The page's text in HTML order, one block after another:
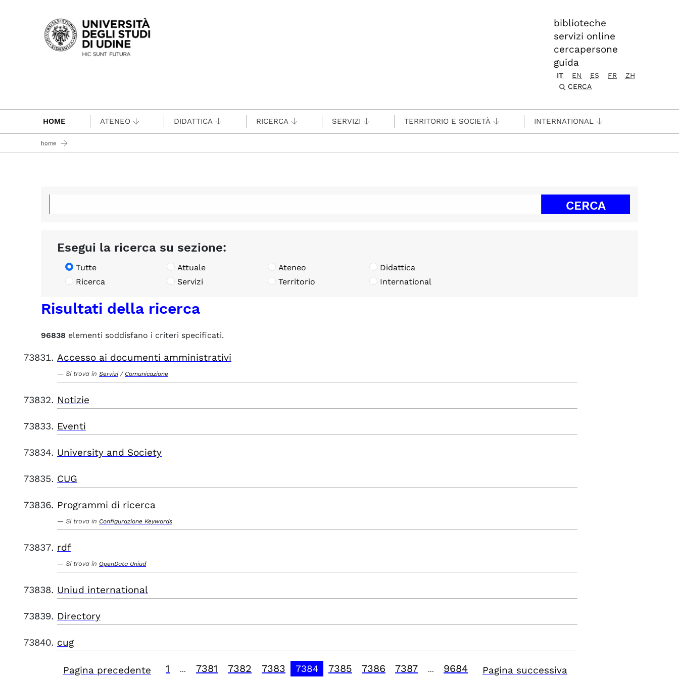
Passa al contenuto principale
biblioteche
servizi online
cercapersone
guida
IT EN ES FR
ZH
CERCA
HOME ATENEO DIDATTICA RICERCA SERVIZI TERRITORIO E SOCIETÀ INTERNATIONAL
home
Esegui la ricerca su sezione:
Tutte Attuale Ateneo
Didattica
Ricerca
Servizi Territorio International
Risultati della ricerca
96838 elementi soddisfano i criteri specificati.
Accesso ai documenti amministrativi
Si trova in Servizi / Comunicazione
Notizie
Eventi
University and Society
CUG
Programmi di ricerca
Si trova in Configurazione Keywords
rdf
Si trova in OpenData Uniud
Uniud international
Directory
cug
Pagina precedente 1 7381 7382 7383 7384 7385 7386 7387 9684 Pagina successiva